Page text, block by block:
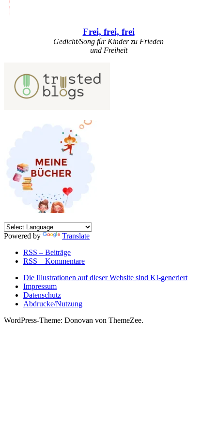
Frei, frei, frei
Gedicht/Song für Kinder zu Frieden
und Freiheit
Powered by
Translate
RSS – Beiträge
RSS – Kommentare
Die Illustrationen auf dieser Website sind KI-generiert
Impressum
Datenschutz
Abdrucke/Nutzung
WordPress-Theme: Donovan von ThemeZee.